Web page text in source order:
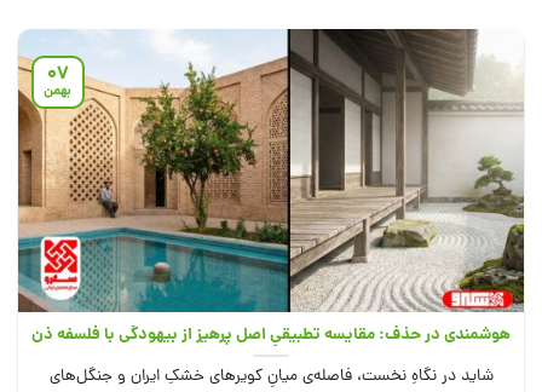
هوشمندی در حذف: مقایسه تطبیقیِ اصل پرهیز از بیهودگی با فلسفه ذن
در معماری ژاپن
شاید در نگاهِ نخست، فاصله‌ی میانِ کویرهای خشکِ ایران و جنگل‌های
07
بهمن